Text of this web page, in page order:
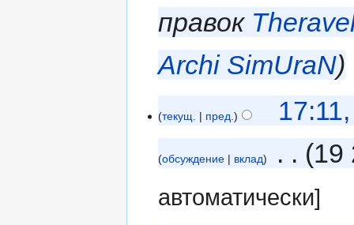
правок
Archi SimUraN
текущ. пред.
обсуждение вклад 19
автоматически]